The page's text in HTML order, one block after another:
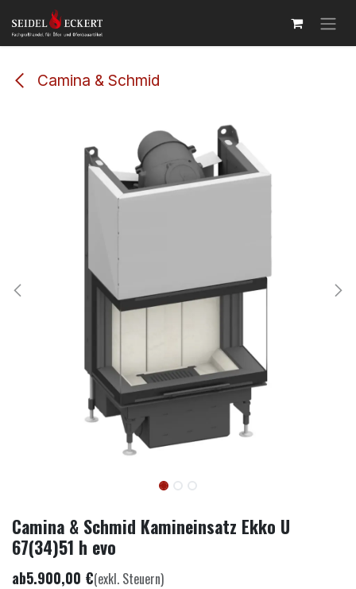
Zum Inhalt springen
Camina & Schmid
Camina & Schmid Kamineinsatz Ekko U
67(34)51 h evo
ab5.900,00 €(exkl. Steuern)